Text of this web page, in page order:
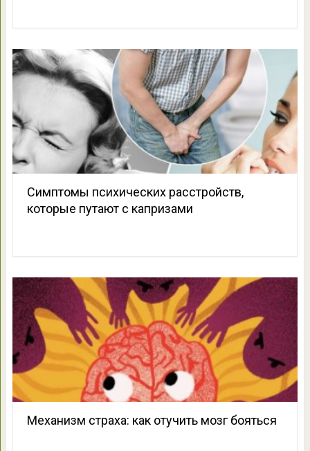
Симптомы психических расстройств,
которые путают с капризами
Механизм страха: как отучить мозг бояться